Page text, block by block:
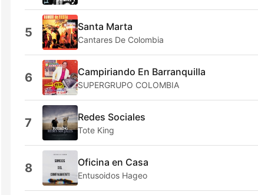
5 Santa Marta
Cantares De Colombia
6 Campiriando En Barranquilla
SUPERGRUPO COLOMBIA
7 Redes Sociales
Tote King
8 Oficina en Casa
Entusoidos Hageo